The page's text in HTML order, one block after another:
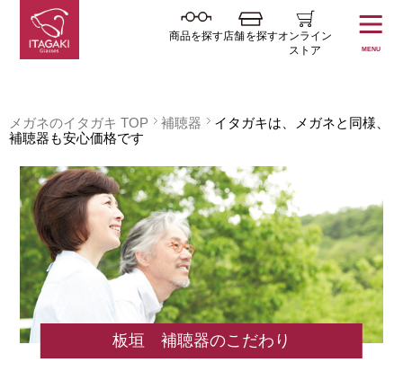
商品を探す店舗を探すオンライン
ストア
MENU
メガネのイタガキ TOP 補聴器
イタガキは、メガネと同様、
補聴器も安心価格です
板垣 補聴器のこだわり